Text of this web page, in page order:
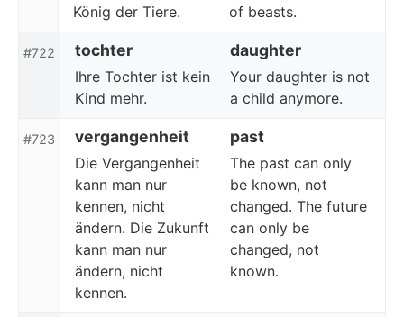
König der Tiere.
of beasts.
#722 tochter daughter
Ihre Tochter ist kein
Kind mehr.
Your daughter is not
a child anymore.
#723 vergangenheit past
Die Vergangenheit
kann man nur
kennen, nicht
ändern. Die Zukunft
kann man nur
ändern, nicht
kennen.
The past can only
be known, not
changed. The future
can only be
changed, not
known.